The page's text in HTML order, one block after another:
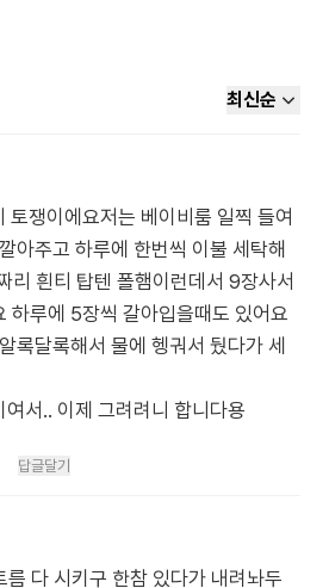
최신순
토쟁이에요저는 베이비룸 일찍 들여
아주고 하루에 한번씩 이불 세탁해
리 흰티 탑텐 폴햄이런데서 9장사서
하루에 5장씩 갈아입을때도 있어요
록달록해서 물에 헹궈서 뒀다가 세
서.. 이제 그려려니 합니다용
답글달기
다 시키구 한참 있다가 내려놔두